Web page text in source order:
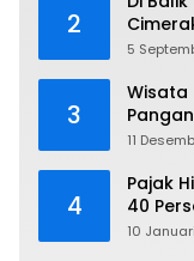
2
5
3
Wisata
11
4
Pajak
40
10